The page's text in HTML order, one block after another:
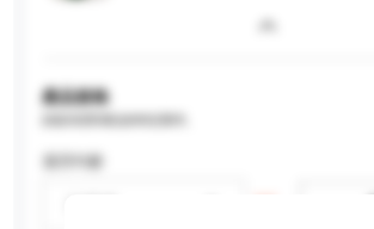
產品規格
適用年齡